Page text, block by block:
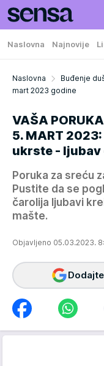
Naslovna Najnovije
Naslovna Buđenje
mart 2023 godine
VAŠA
5. MART
ukrste - ljubav
Poruka za sreću
Pustite da se
čarolija ljubavi
mašte.
Objavljeno 05.03.2023.